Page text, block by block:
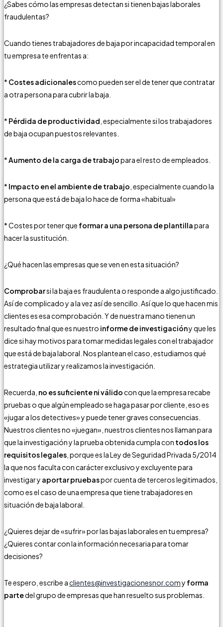
¿Sabes cómo las empresas detectan si tienen bajas laborales
fraudulentas?
Cuando tienes trabajadores de baja por incapacidad temporal en
tu empresa te enfrentas a:
* Costes adicionalescomo pueden ser el de tener que contratar
a otra persona para cubrir la baja.
* Pérdida de productividad , especialmente si los trabajadores
de baja ocupan puestos relevantes.
*Aumento de la carga de trabajopara el resto de empleados.
* Impacto en el ambiente de trabajo , especialmente cuando la
persona que está de baja lo hace de forma «habitual»
* Costes por tener que formar a una persona de plantillapara
hacer la sustitución.
¿Qué hacen las empresas que se ven en esta situación?
Comprobarsi la baja es fraudulenta o responde a algo justificado.
Así de complicado y a la vez así de sencillo. Así que lo que hacen mis
clientes es esa comprobación. Y de nuestra mano tienen un
resultado final que es nuestro informe de investigacióny que les
dice si hay motivos para tomar medidas legales con el trabajador
que está de baja laboral. Nos plantean el caso, estudiamos qué
estrategia utilizar y realizamos la investigación.
Recuerda, no es suficiente ni válidocon que la empresa recabe
pruebas o que algún empleado se haga pasar por cliente, eso es
«jugar a los detectives» y puede tener graves consecuencias.
Nuestros clientes no «juegan», nuestros clientes nos llaman para
que la investigación y la prueba obtenida cumpla con todos los
requisitos legales , porque es la Ley de Seguridad Privada 5/2014
la que nos faculta con carácter exclusivo y excluyente para
investigar y aportar pruebaspor cuenta de terceros legitimados,
como es el caso de una empresa que tiene trabajadores en
situación de baja laboral.
¿Quieres dejar de «sufrir» por las bajas laborales en tu empresa?
¿Quieres contar con la información necesaria para tomar
decisiones?
Te espero, escribe aclientes@investigacionesnor.comy forma
partedel grupo de empresas que han resuelto sus problemas.